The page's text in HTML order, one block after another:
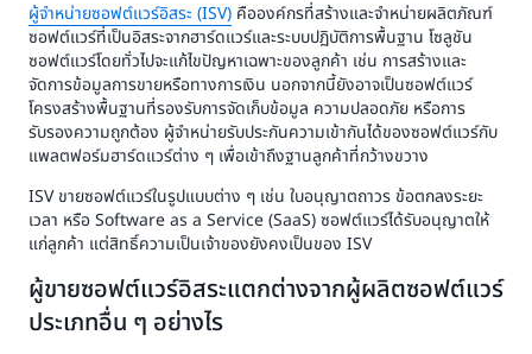
ผู้จำหน่ายซอฟต์แวร์อิสระ (ISV) คือองค์กรที่สร้างและจำหน่ายผลิตภัณฑ์
ซอฟต์แวร์ที่เป็นอิสระจากฮาร์ดแวร์และระบบปฏิบัติการพื้นฐาน โซลูชัน
ซอฟต์แวร์โดยทั่วไปจะแก้ไขปัญหาเฉพาะของลูกค้า เช่น การสร้างและ
จัดการข้อมูลการขายหรือทางการเงิน นอกจากนี้ยังอาจเป็นซอฟต์แวร์
โครงสร้างพื้นฐานที่รองรับการจัดเก็บข้อมูล ความปลอดภัย หรือการ
รับรองความถูกต้อง ผู้จำหน่ายรับประกันความเข้ากันได้ของซอฟต์แวร์กับ
แพลตฟอร์มฮาร์ดแวร์ต่าง ๆ เพื่อเข้าถึงฐานลูกค้าที่กว้างขวาง
ISV ขายซอฟต์แวร์ในรูปแบบต่าง ๆ เช่น ใบอนุญาตถาวร ข้อตกลงระยะ
เวลา หรือ Software as a Service (SaaS) ซอฟต์แวร์ได้รับอนุญาตให้
แก่ลูกค้า แต่สิทธิ์ความเป็นเจ้าของยังคงเป็นของ ISV
ผู้ขายซอฟต์แวร์อิสระแตกต่างจากผู้ผลิตซอฟต์แวร์
ประเภทอื่น ๆ อย่างไร